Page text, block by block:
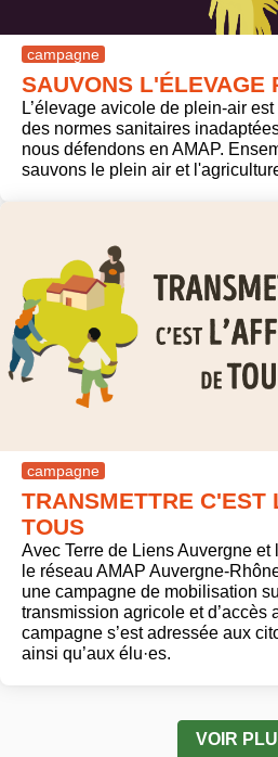
campagne
SAUVONS L'ÉLEVAGE
L’élevage avicole de plein-air
des normes sanitaires
nous défendons en AMAP.
sauvons le plein air et
campagne
campagne
TRANSMETTRE C'EST
TOUS
Avec Terre de Liens Auvergne et
le réseau AMAP Auvergne-
une campagne de mobilisation
transmission agricole et d’accès
campagne s’est adressée aux
ainsi qu’aux élu·es.
VOIR